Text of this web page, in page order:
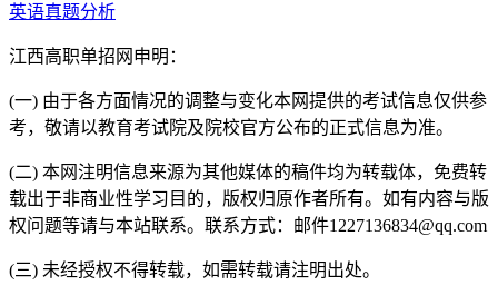
英语真题分析
江西高职单招网申明：
(一) 由于各方面情况的调整与变化本网提供的考试信息仅供参
考，敬请以教育考试院及院校官方公布的正式信息为准。
(二) 本网注明信息来源为其他媒体的稿件均为转载体，免费转
载出于非商业性学习目的，版权归原作者所有。如有内容与版
权问题等请与本站联系。联系方式：邮件1227136834@qq.com
(三) 未经授权不得转载，如需转载请注明出处。